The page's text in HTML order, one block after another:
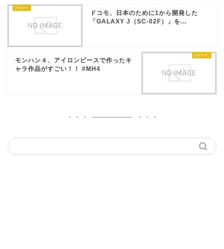
ドコモ、日本のために1から開発した
「GALAXY J（SC-02F）」を...
モンハン４、アイロンビースで作ったキ
ャラ作品がすごい！！ #MH4